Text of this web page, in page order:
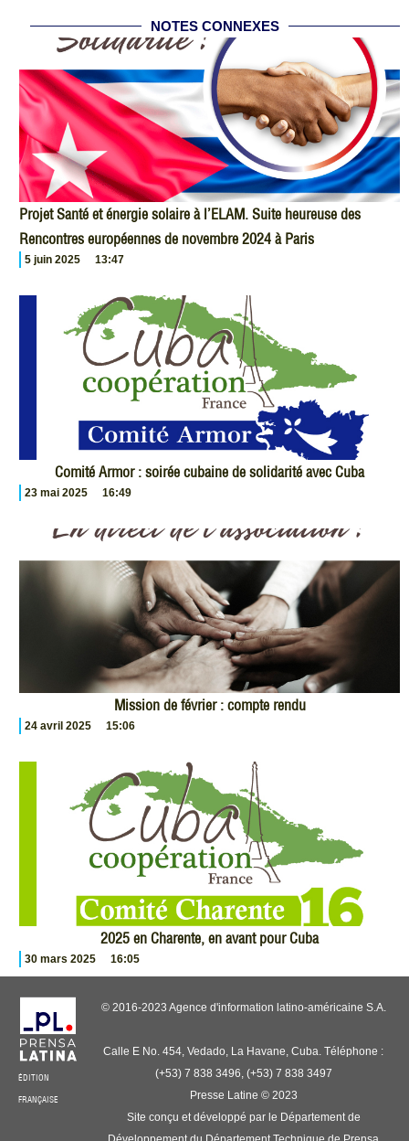
NOTES CONNEXES
Projet Santé et énergie solaire à l’ELAM. Suite heureuse des
Rencontres européennes de novembre 2024 à Paris
5 juin 2025 13:47
Comité Armor : soirée cubaine de solidarité avec Cuba
23 mai 2025 16:49
Mission de février : compte rendu
24 avril 2025 15:06
2025 en Charente, en avant pour Cuba
30 mars 2025 16:05
ÉDITION
FRANÇAISE
© 2016-2023 Agence d'information latino-américaine S.A.
Calle E No. 454, Vedado, La Havane, Cuba. Téléphone :
(+53) 7 838 3496, (+53) 7 838 3497
Presse Latine © 2023
Site conçu et développé par le Département de